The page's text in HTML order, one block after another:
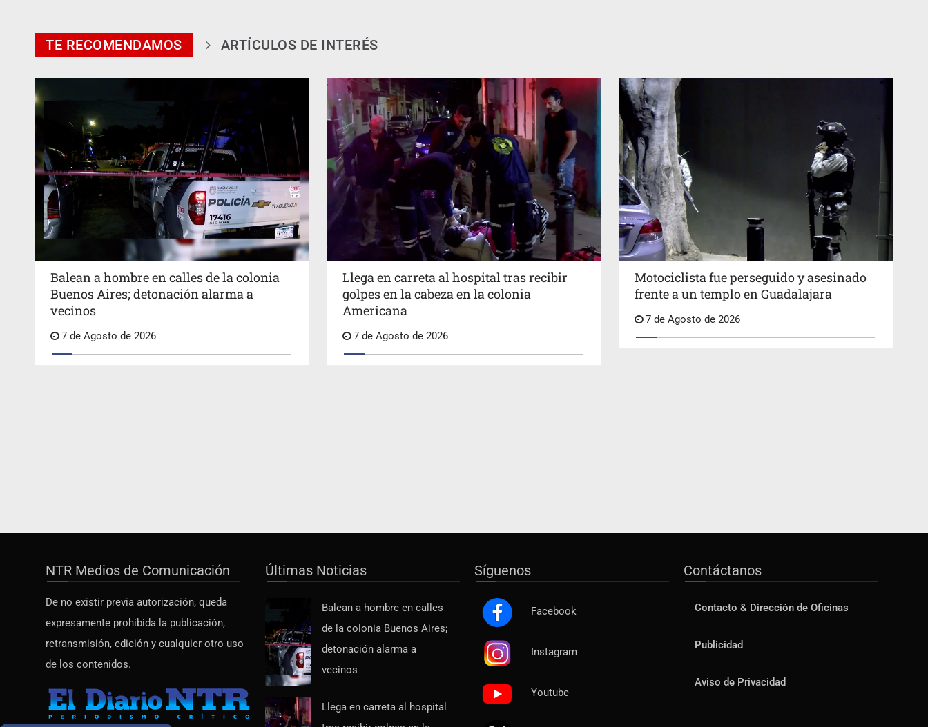
TE RECOMENDAMOS ARTÍCULOS DE INTERÉS
Balean a hombre en calles de la colonia
Buenos Aires; detonación alarma a
vecinos
7 de Agosto de 2026
Llega en carreta al hospital tras recibir
golpes en la cabeza en la colonia
Americana
7 de Agosto de 2026
Motociclista fue perseguido y asesinado
frente a un templo en Guadalajara
7 de Agosto de 2026
NTR Medios de Comunicación
De no existir previa autorización, queda
expresamente prohibida la publicación,
retransmisión, edición y cualquier otro uso
de los contenidos.
Últimas Noticias
Balean a hombre en calles
de la colonia Buenos Aires;
detonación alarma a
vecinos
Llega en carreta al hospital
Síguenos
Facebook
Instagram
Youtube
Contáctanos
Contacto & Dirección de Oficinas
Publicidad
Aviso de Privacidad